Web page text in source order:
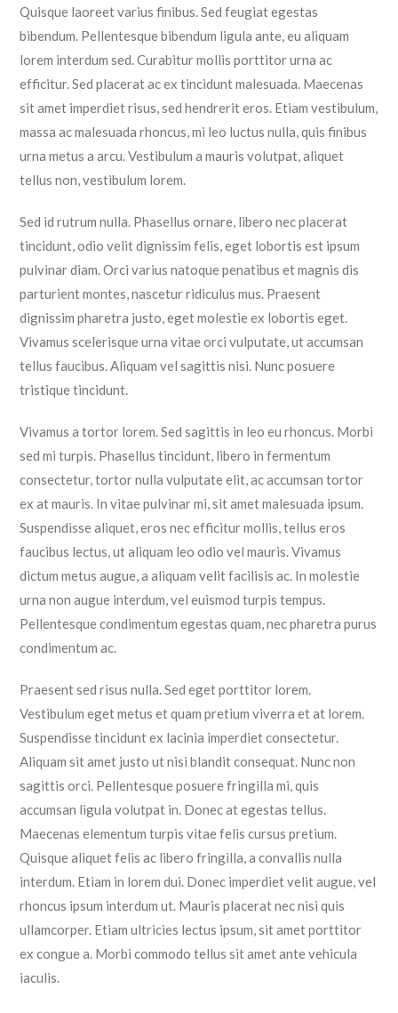
Quisque laoreet varius finibus. Sed feugiat egestas
bibendum. Pellentesque bibendum ligula ante, eu aliquam
lorem interdum sed. Curabitur mollis porttitor urna ac
efficitur. Sed placerat ac ex tincidunt malesuada. Maecenas
sit amet imperdiet risus, sed hendrerit eros. Etiam vestibulum,
massa ac malesuada rhoncus, mi leo luctus nulla, quis finibus
urna metus a arcu. Vestibulum a mauris volutpat, aliquet
tellus non, vestibulum lorem.
Sed id rutrum nulla. Phasellus ornare, libero nec placerat
tincidunt, odio velit dignissim felis, eget lobortis est ipsum
pulvinar diam. Orci varius natoque penatibus et magnis dis
parturient montes, nascetur ridiculus mus. Praesent
dignissim pharetra justo, eget molestie ex lobortis eget.
Vivamus scelerisque urna vitae orci vulputate, ut accumsan
tellus faucibus. Aliquam vel sagittis nisi. Nunc posuere
tristique tincidunt.
Vivamus a tortor lorem. Sed sagittis in leo eu rhoncus. Morbi
sed mi turpis. Phasellus tincidunt, libero in fermentum
consectetur, tortor nulla vulputate elit, ac accumsan tortor
ex at mauris. In vitae pulvinar mi, sit amet malesuada ipsum.
Suspendisse aliquet, eros nec efficitur mollis, tellus eros
faucibus lectus, ut aliquam leo odio vel mauris. Vivamus
dictum metus augue, a aliquam velit facilisis ac. In molestie
urna non augue interdum, vel euismod turpis tempus.
Pellentesque condimentum egestas quam, nec pharetra purus
condimentum ac.
Praesent sed risus nulla. Sed eget porttitor lorem.
Vestibulum eget metus et quam pretium viverra et at lorem.
Suspendisse tincidunt ex lacinia imperdiet consectetur.
Aliquam sit amet justo ut nisi blandit consequat. Nunc non
sagittis orci. Pellentesque posuere fringilla mi, quis
accumsan ligula volutpat in. Donec at egestas tellus.
Maecenas elementum turpis vitae felis cursus pretium.
Quisque aliquet felis ac libero fringilla, a convallis nulla
interdum. Etiam in lorem dui. Donec imperdiet velit augue, vel
rhoncus ipsum interdum ut. Mauris placerat nec nisi quis
ullamcorper. Etiam ultricies lectus ipsum, sit amet porttitor
ex congue a. Morbi commodo tellus sit amet ante vehicula
iaculis.